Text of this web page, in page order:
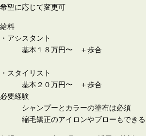
希望に応じて変更可
給料
・アシスタント
基本１８万円〜 ＋歩合
・スタイリスト
基本２０万円〜 ＋歩合
必要経験
シャンプーとカラーの塗布は必須
縮毛矯正のアイロンやブローもできる